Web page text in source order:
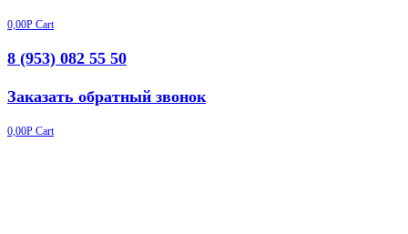
0,00Р Cart
8 (953) 082 55 50
Заказать обратный звонок
0,00Р Cart